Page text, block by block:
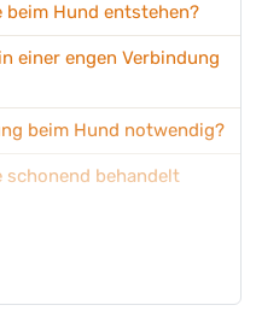
beim Hund entstehen?
einer engen Verbindung
beim Hund notwendig?
schonend behandelt